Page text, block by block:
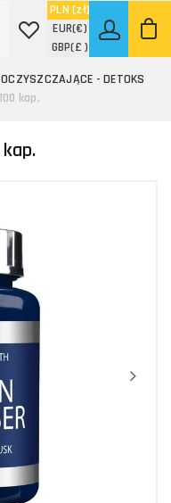
PLN (zł)
EUR(€)
GBP(£ )
OCZYSZCZAJĄCE - DETOKS
kap.